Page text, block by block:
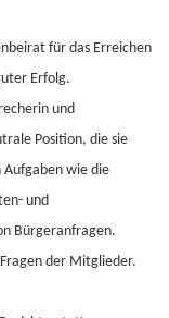
für das Erreichen
Erfolg.
und
Position, die sie
wie die
und
Bürgeranfragen.
der Mitglieder.